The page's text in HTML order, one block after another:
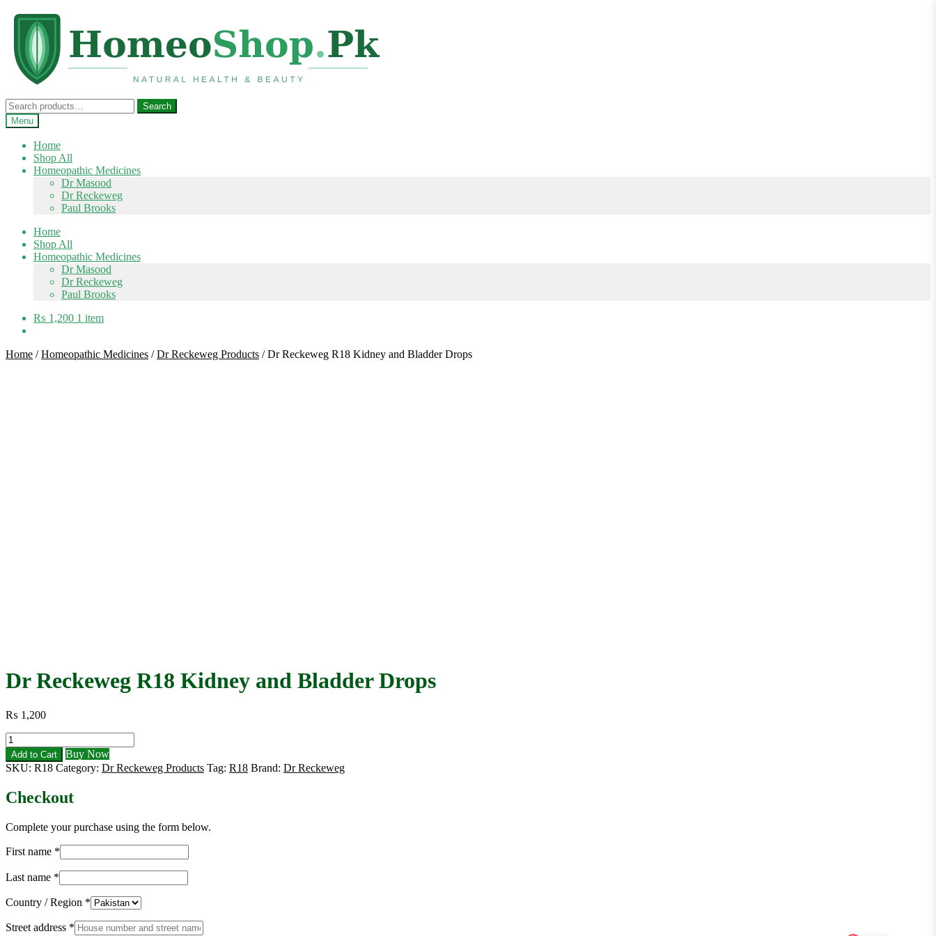
navigation
content
Search
for:
Search
Menu
Home
Shop All
Homeopathic Medicines
Dr Masood
Dr Reckeweg
Paul Brooks
Home
Shop All
Homeopathic Medicines
Dr Masood
Dr Reckeweg
Paul Brooks
₨ 1,200 1 item
Home /Homeopathic Medicines /Dr Reckeweg Products /Dr Reckeweg R18 Kidney and Bladder Drops
Dr Reckeweg R18 Kidney and Bladder Drops
₨ 1,200
Dr
Reckeweg
R18
Kidney
Bladder
quantity
Add to Cart
Buy Now
SKU: R18 Category: Dr Reckeweg Products Tag: R18 Brand: Dr Reckeweg
Checkout
Complete your purchase using the form below.
First name *
Last name *
Country / Region *
Street address *